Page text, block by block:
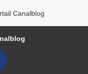
Canalblog